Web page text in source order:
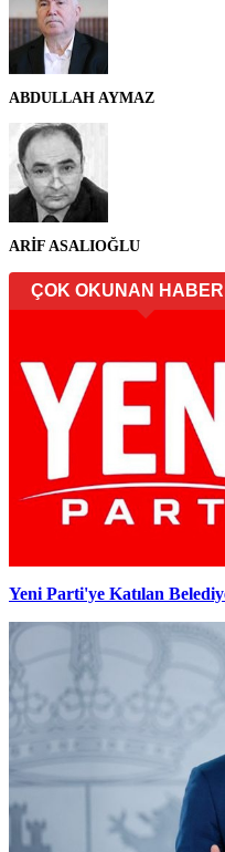
ABDULLAH AYMAZ
ARİF ASALIOĞLU
ÇOK OKUNAN
Yeni Parti'ye Katılan